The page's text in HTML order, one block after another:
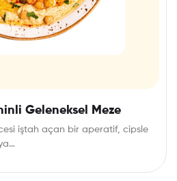
Geleneksel Meze
iştah açan bir aperatif, cipsle